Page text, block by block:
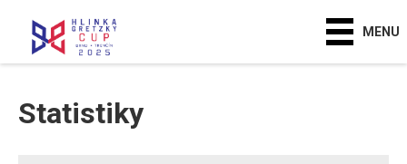
MENU
Statistiky